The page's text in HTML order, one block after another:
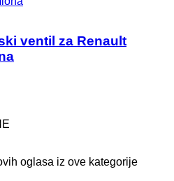
ventil za Renault
oglasa iz ove kategorije